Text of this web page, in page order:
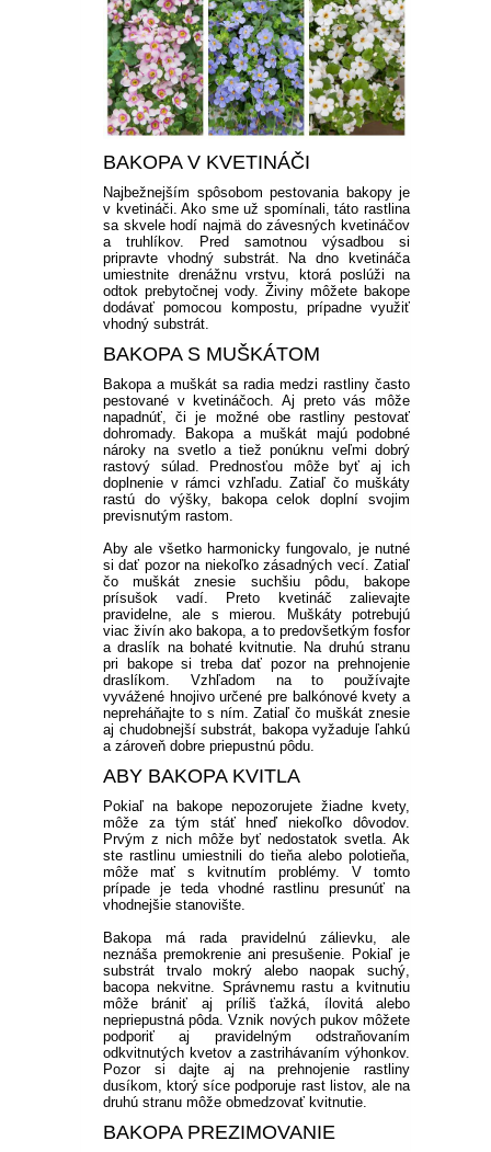
BAKOPA V KVETINÁČI
Najbežnejším spôsobom pestovania bakopy je
v kvetináči. Ako sme už spomínali, táto rastlina
sa skvele hodí najmä do závesných kvetináčov
a truhlíkov. Pred samotnou výsadbou si
pripravte vhodný substrát. Na dno kvetináča
umiestnite drenážnu vrstvu, ktorá poslúži na
odtok prebytočnej vody. Živiny môžete bakope
dodávať pomocou kompostu, prípadne využiť
vhodný substrát.
BAKOPA S MUŠKÁTOM
Bakopa a muškát sa radia medzi rastliny často
pestované v kvetináčoch. Aj preto vás môže
napadnúť, či je možné obe rastliny pestovať
dohromady. Bakopa a muškát majú podobné
nároky na svetlo a tiež ponúknu veľmi dobrý
rastový súlad. Prednosťou môže byť aj ich
doplnenie v rámci vzhľadu. Zatiaľ čo muškáty
rastú do výšky, bakopa celok doplní svojim
previsnutým rastom.
Aby ale všetko harmonicky fungovalo, je nutné
si dať pozor na niekoľko zásadných vecí. Zatiaľ
čo muškát znesie suchšiu pôdu, bakope
prísušok vadí. Preto kvetináč zalievajte
pravidelne, ale s mierou. Muškáty potrebujú
viac živín ako bakopa, a to predovšetkým fosfor
a draslík na bohaté kvitnutie. Na druhú stranu
pri bakope si treba dať pozor na prehnojenie
draslíkom. Vzhľadom na to používajte
vyvážené hnojivo určené pre balkónové kvety a
nepreháňajte to s ním. Zatiaľ čo muškát znesie
aj chudobnejší substrát, bakopa vyžaduje ľahkú
a zároveň dobre priepustnú pôdu.
ABY BAKOPA KVITLA
Pokiaľ na bakope nepozorujete žiadne kvety,
môže za tým stáť hneď niekoľko dôvodov.
Prvým z nich môže byť nedostatok svetla. Ak
ste rastlinu umiestnili do tieňa alebo polotieňa,
môže mať s kvitnutím problémy. V tomto
prípade je teda vhodné rastlinu presunúť na
vhodnejšie stanovište.
Bakopa má rada pravidelnú zálievku, ale
neznáša premokrenie ani presušenie. Pokiaľ je
substrát trvalo mokrý alebo naopak suchý,
bacopa nekvitne. Správnemu rastu a kvitnutiu
môže brániť aj príliš ťažká, ílovitá alebo
nepriepustná pôda. Vznik nových pukov môžete
podporiť aj pravidelným odstraňovaním
odkvitnutých kvetov a zastrihávaním výhonkov.
Pozor si dajte aj na prehnojenie rastliny
dusíkom, ktorý síce podporuje rast listov, ale na
druhú stranu môže obmedzovať kvitnutie.
BAKOPA PREZIMOVANIE